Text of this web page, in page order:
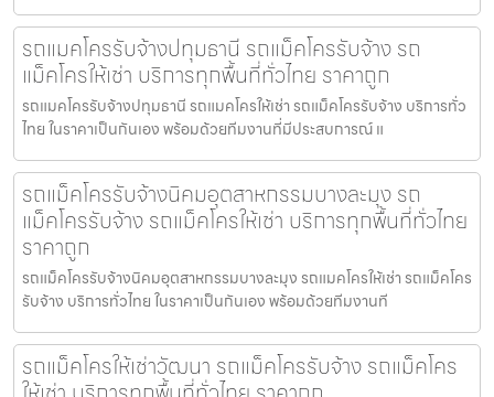
รถแมคโครรับจ้างปทุมธานี รถแม็คโครรับจ้าง รถ
แม็คโครให้เช่า บริการทุกพื้นที่ทั่วไทย ราคาถูก
รถแมคโครรับจ้างปทุมธานี รถแมคโครให้เช่า รถแม็คโครรับจ้าง บริการทั่ว
ไทย ในราคาเป็นกันเอง พร้อมด้วยทีมงานที่มีประสบการณ์ แ
รถแม็คโครรับจ้างนิคมอุตสาหกรรมบางละมุง รถ
แม็คโครรับจ้าง รถแม็คโครให้เช่า บริการทุกพื้นที่ทั่วไทย
ราคาถูก
รถแม็คโครรับจ้างนิคมอุตสาหกรรมบางละมุง รถแมคโครให้เช่า รถแม็คโคร
รับจ้าง บริการทั่วไทย ในราคาเป็นกันเอง พร้อมด้วยทีมงานที
รถแม็คโครให้เช่าวัฒนา รถแม็คโครรับจ้าง รถแม็คโคร